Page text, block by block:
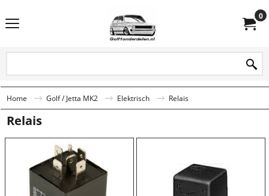
0
Home Golf / Jetta MK2 Elektrisch Relais
Relais